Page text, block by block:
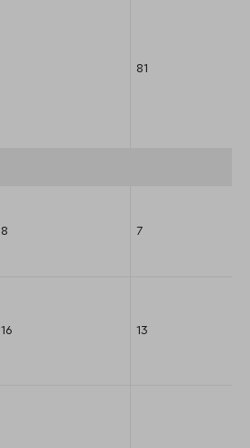
81
8 7
16 13